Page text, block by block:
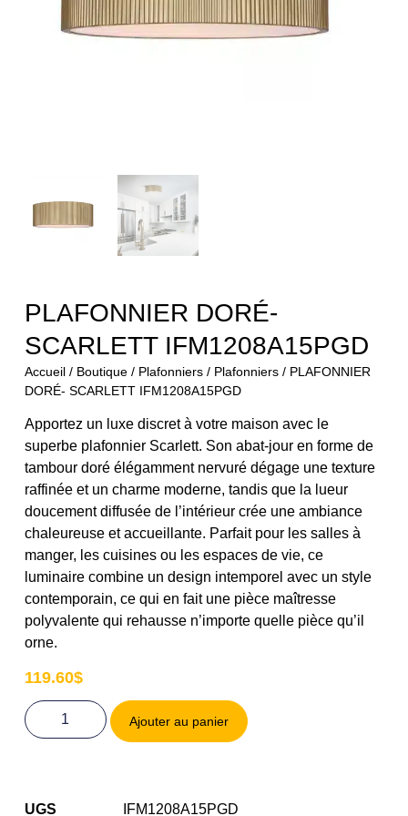
PLAFONNIER DORÉ-
SCARLETT IFM1208A15PGD
Accueil/ Boutique/ Plafonniers/ Plafonniers/ PLAFONNIER
DORÉ- SCARLETT IFM1208A15PGD
Apportez un luxe discret à votre maison avec le
superbe plafonnier Scarlett. Son abat-jour en forme de
tambour doré élégamment nervuré dégage une texture
raffinée et un charme moderne, tandis que la lueur
doucement diffusée de l’intérieur crée une ambiance
chaleureuse et accueillante. Parfait pour les salles à
manger, les cuisines ou les espaces de vie, ce
luminaire combine un design intemporel avec un style
contemporain, ce qui en fait une pièce maîtresse
polyvalente qui rehausse n’importe quelle pièce qu’il
orne.
119.60$
Ajouter au panier
UGS IFM1208A15PGD